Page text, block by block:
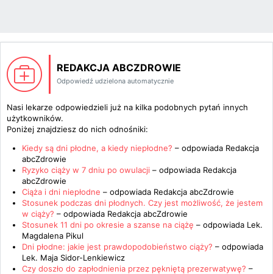
REDAKCJA ABCZDROWIE
Odpowiedź udzielona automatycznie
Nasi lekarze odpowiedzieli już na kilka podobnych pytań innych
użytkowników.
Poniżej znajdziesz do nich odnośniki:
Kiedy są dni płodne, a kiedy niepłodne? – odpowiada Redakcja
abcZdrowie
Ryzyko ciąży w 7 dniu po owulacji – odpowiada Redakcja
abcZdrowie
Ciąża i dni niepłodne – odpowiada Redakcja abcZdrowie
Stosunek podczas dni płodnych. Czy jest możliwość, że jestem
w ciąży? – odpowiada Redakcja abcZdrowie
Stosunek 11 dni po okresie a szanse na ciążę – odpowiada Lek.
Magdalena Pikul
Dni płodne: jakie jest prawdopodobieństwo ciąży? – odpowiada
Lek. Maja Sidor-Lenkiewicz
Czy doszło do zapłodnienia przez pękniętą prezerwatywę? –